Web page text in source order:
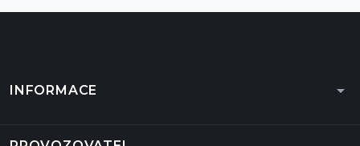
INFORMACE arrow_drop_down